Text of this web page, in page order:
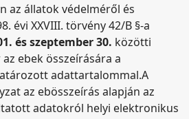
az állatok védelméről és
évi XXVIII. törvény 42/B §-a
és szeptember 30. közötti
ebek összeírására a
adattartalommal.A
az ebösszeírás alapján az
adatokról helyi elektronikus